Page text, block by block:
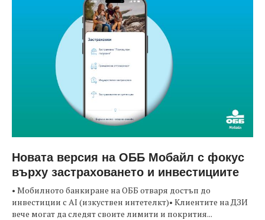
Новата версия на ОББ Мобайл с фокус
върху застраховането и инвестициите
• Мобилното банкиране на ОББ отваря достъп до
инвестиции с AI (изкуствен интетелкт)• Клиентите на ДЗИ
вече могат да следят своите лимити и покрития...